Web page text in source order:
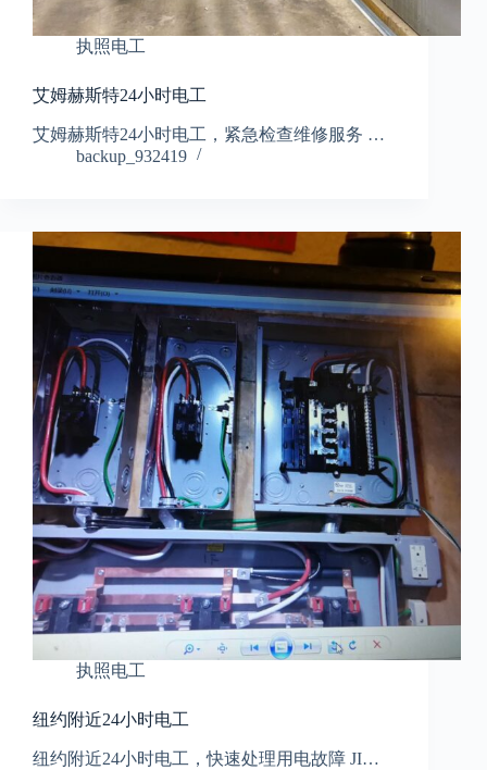
执照电工
艾姆赫斯特24小时电工
艾姆赫斯特24小时电工，紧急检查维修服务 …
backup_932419
执照电工
纽约附近24小时电工
纽约附近24小时电工，快速处理用电故障 JI…